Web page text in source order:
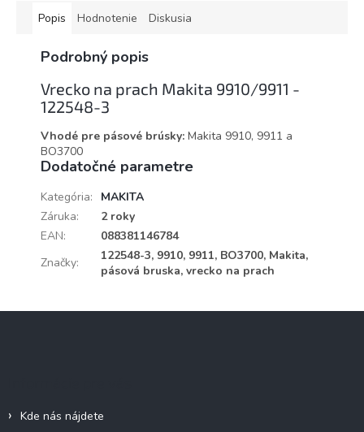
Popis Hodnotenie Diskusia
Podrobný popis
Vrecko na prach Makita 9910/9911 -
122548-3
Vhodé pre pásové brúsky: Makita 9910, 9911 a
BO3700
Dodatočné parametre
Kategória:
MAKITA
Záruka:
2 roky
EAN:
088381146784
Značky:
122548-3, 9910, 9911, BO3700, Makita,
pásová bruska, vrecko na prach
Kde nás nájdete